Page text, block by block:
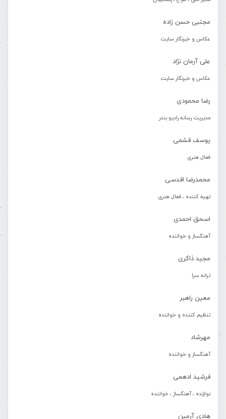
مجتبی حسن زاده
عکاس و خبرنگار سایت
علی آرمان نژاد
عکاس و خبرنگار سایت
رضا محمودی
مدیریت رسانه رادیو بندر
یوسف قشمی
فعال هنری
محمدرضا اقدسی
تهیه کننده ، فعال هنری
اسحق احمدی
آهنگساز و خواننده
مجید ذاکری
ترانه سرا
معین راهبر
تنظیم کننده و خواننده
مهرشاد
آهنگساز و خواننده
فرشید ادهمی
نوازنده ، آهنگساز ، خواننده
هادی آرمین